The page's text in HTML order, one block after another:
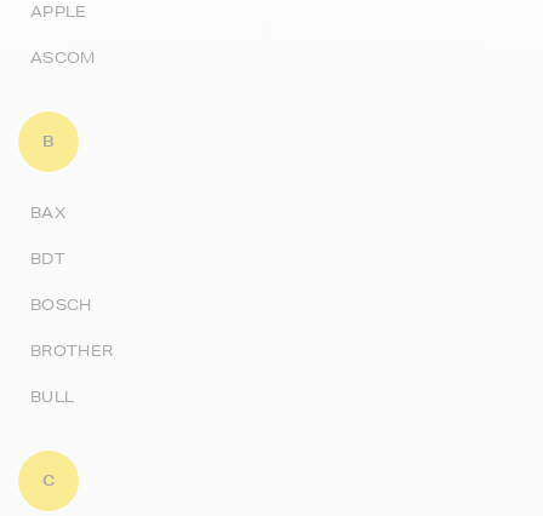
APPLE
ASCOM
B
BAX
BDT
BOSCH
BROTHER
BULL
C